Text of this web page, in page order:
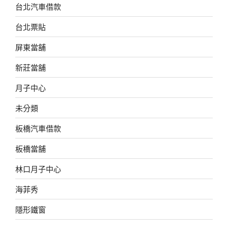
台北汽車借款
台北票貼
屏東當舖
新莊當舖
月子中心
未分類
板橋汽車借款
板橋當舖
林口月子中心
海菲秀
隱形鐵窗